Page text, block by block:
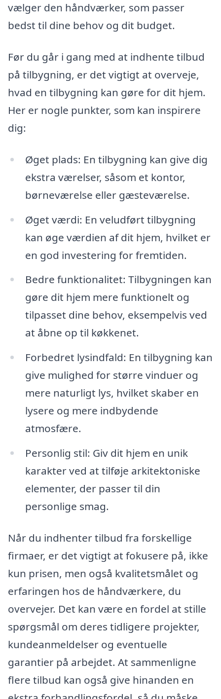
vælger den håndværker, som passer
bedst til dine behov og dit budget.
Før du går i gang med at indhente tilbud
på tilbygning, er det vigtigt at overveje,
hvad en tilbygning kan gøre for dit hjem.
Her er nogle punkter, som kan inspirere
dig:
Øget plads: En tilbygning kan give dig
ekstra værelser, såsom et kontor,
børneværelse eller gæsteværelse.
Øget værdi: En veludført tilbygning
kan øge værdien af dit hjem, hvilket er
en god investering for fremtiden.
Bedre funktionalitet: Tilbygningen kan
gøre dit hjem mere funktionelt og
tilpasset dine behov, eksempelvis ved
at åbne op til køkkenet.
Forbedret lysindfald: En tilbygning kan
give mulighed for større vinduer og
mere naturligt lys, hvilket skaber en
lysere og mere indbydende
atmosfære.
Personlig stil: Giv dit hjem en unik
karakter ved at tilføje arkitektoniske
elementer, der passer til din
personlige smag.
Når du indhenter tilbud fra forskellige
firmaer, er det vigtigt at fokusere på, ikke
kun prisen, men også kvalitetsmålet og
erfaringen hos de håndværkere, du
overvejer. Det kan være en fordel at stille
spørgsmål om deres tidligere projekter,
kundeanmeldelser og eventuelle
garantier på arbejdet. At sammenligne
flere tilbud kan også give hinanden en